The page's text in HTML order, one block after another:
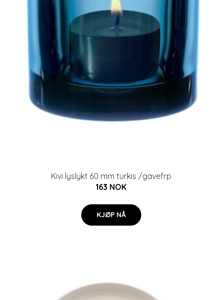
Kivi lyslykt 60 mm turkis /gavefrp
163 NOK
KJØP NÅ